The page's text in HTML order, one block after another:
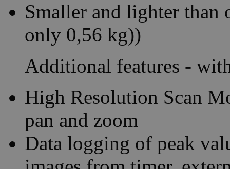
Smaller and lighter than
only 0,56 kg))
Additional features -
High Resolution Scan
pan and zoom
Data logging of peak